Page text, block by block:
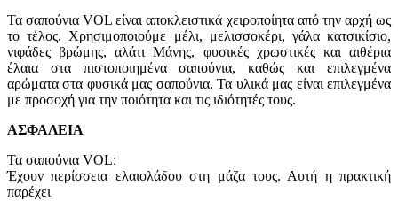
Τα σαπούνια VOL είναι αποκλειστικά χειροποίητα από την αρχή ως
το τέλος. Χρησιμοποιούμε μέλι, μελισσοκέρι, γάλα κατσικίσιο,
νιφάδες βρώμης, αλάτι Μάνης, φυσικές χρωστικές και αιθέρια
έλαια στα πιστοποιημένα σαπούνια, καθώς και επιλεγμένα
αρώματα στα φυσικά μας σαπούνια. Τα υλικά μας είναι επιλεγμένα
με προσοχή για την ποιότητα και τις ιδιότητές τους.
ΑΣΦΑΛΕΙΑ
Τα σαπούνια VOL:
Έχουν περίσσεια ελαιολάδου στη μάζα τους. Αυτή η πρακτική
παρέχει